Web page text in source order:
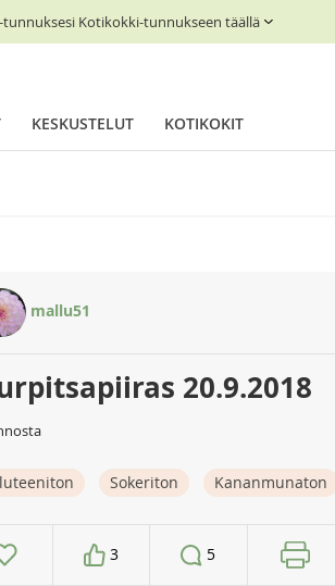
Kotikokki-tunnukseen täällä
KESKUSTELUT KOTIKOKIT
mallu51
20.9.2018
Sokeriton Kananmunaton
3 5